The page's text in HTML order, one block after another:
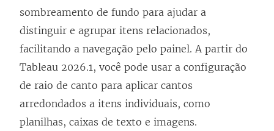
sombreamento de fundo para ajudar a
distinguir e agrupar itens relacionados,
facilitando a navegação pelo painel. A partir do
Tableau 2026.1, você pode usar a configuração
de raio de canto para aplicar cantos
arredondados a itens individuais, como
planilhas, caixas de texto e imagens.